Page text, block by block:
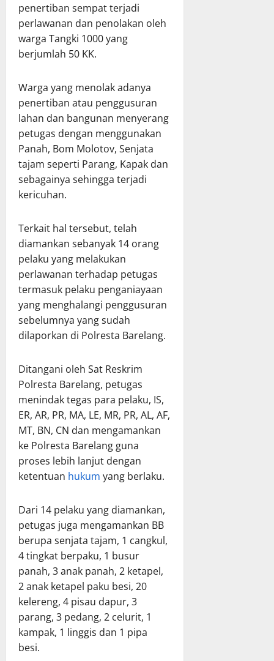
penertiban sempat terjadi
perlawanan dan penolakan oleh
warga Tangki 1000 yang
berjumlah 50 KK.
Warga yang menolak adanya
penertiban atau penggusuran
lahan dan bangunan menyerang
petugas dengan menggunakan
Panah, Bom Molotov, Senjata
tajam seperti Parang, Kapak dan
sebagainya sehingga terjadi
kericuhan.
Terkait hal tersebut, telah
diamankan sebanyak 14 orang
pelaku yang melakukan
perlawanan terhadap petugas
termasuk pelaku penganiayaan
yang menghalangi penggusuran
sebelumnya yang sudah
dilaporkan di Polresta Barelang.
Ditangani oleh Sat Reskrim
Polresta Barelang, petugas
menindak tegas para pelaku, IS,
ER, AR, PR, MA, LE, MR, PR, AL, AF,
MT, BN, CN dan mengamankan
ke Polresta Barelang guna
proses lebih lanjut dengan
ketentuan hukum yang berlaku.
Dari 14 pelaku yang diamankan,
petugas juga mengamankan BB
berupa senjata tajam, 1 cangkul,
4 tingkat berpaku, 1 busur
panah, 3 anak panah, 2 ketapel,
2 anak ketapel paku besi, 20
kelereng, 4 pisau dapur, 3
parang, 3 pedang, 2 celurit, 1
kampak, 1 linggis dan 1 pipa
besi.